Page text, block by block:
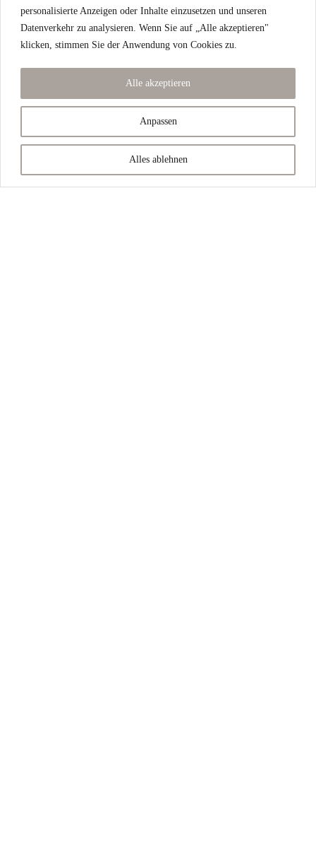
personalisierte Anzeigen oder Inhalte einzusetzen und unseren
Datenverkehr zu analysieren. Wenn Sie auf „Alle akzeptieren"
klicken, stimmen Sie der Anwendung von Cookies zu.
Anpassen
Alles ablehnen
Alle akzeptieren
Stücke finden schneller einen neuen Besitzer, als wir sie
einstellen können. Besuchen Sie uns gerne vor Ort und
entdecken.
Vintage Uhren in perfektem Zustand,
gewartet und geprüft!
Kontaktieren Sie uns